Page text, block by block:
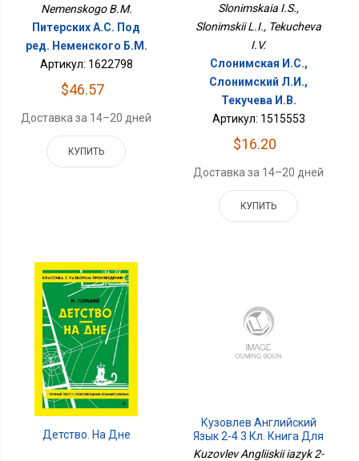
Nemenskogo B.M.
Питерских А.С. Под
ред. Неменского Б.М.
Артикул: 1622798
$46.57
Доставка за 14–20 дней
КУПИТЬ
Slonimskaia I.S.,
Slonimskii L.I., Tekucheva
I.V.
Слонимская И.С.,
Слонимский Л.И.,
Текучева И.В.
Артикул: 1515553
$16.20
Доставка за 14–20 дней
КУПИТЬ
Детство. На Дне
Кузовлев Английский
Язык 2-4 3 Кл. Книга Для
Чтения. Приложение 2
Kuzovlev Angliiskii iazyk 2-